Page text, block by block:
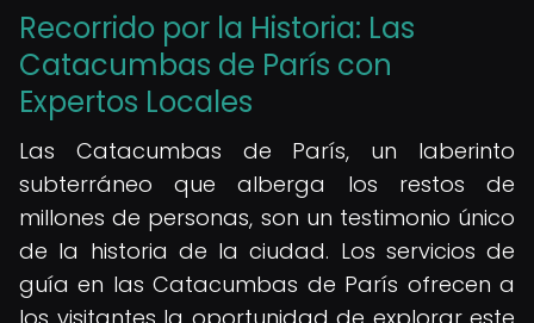
Recorrido por la Historia: Las
Catacumbas de París con
Expertos Locales
Las Catacumbas de París, un laberinto
subterráneo que alberga los restos de
millones de personas, son un testimonio único
de la historia de la ciudad. Los servicios de
guía en las Catacumbas de París ofrecen a